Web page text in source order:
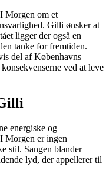
Morgen om et
Gilli ønsker at
ligger der også en
tanke for fremtiden.
del af Københavns
ved at leve
energiske og
Morgen er ingen
stil. Sangen blander
lyd, der appellerer til